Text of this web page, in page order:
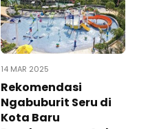
14 MAR 2025
Rekomendasi
Ngabuburit Seru di
Kota Baru